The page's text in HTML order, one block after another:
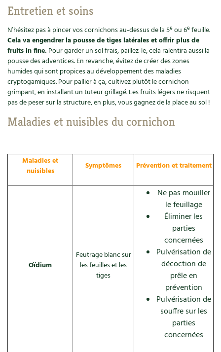
Carnets de saison
Compléments
Dossier4 saisons
Actualités
Vidéos et podcasts
Conseils vidéo des4 saisons
Tous au jardin ! avec Pascal
Entretien et soins
N’hésitez pas à pincer vos cornichons au-dessus de la 5eou 6efeuille.
Cela va engendrer la pousse de tiges latérales et offrir plus de
fruits in fine. Pour garder un sol frais, paillez-le, cela ralentira aussi la
pousse des adventices. En revanche, évitez de créer des zones
humides qui sont propices au développement des maladies
cryptogamiques. Pour pallier à ça, cultivez plutôt le cornichon
grimpant, en installant un tuteur grillagé. Les fruits légers ne risquent
pas de peser sur la structure, en plus, vous gagnez de la place au sol !
Maladies et nuisibles du cornichon
Maladies et
nuisibles
Symptômes Prévention et traitement
Oïdium
Feutrage blanc sur
les feuilles et les
tiges
Ne pas mouiller
le feuillage
Éliminer les
parties
concernées
Pulvérisation de
décoction de
prêle en
prévention
Pulvérisation de
souffre sur les
parties
concernées